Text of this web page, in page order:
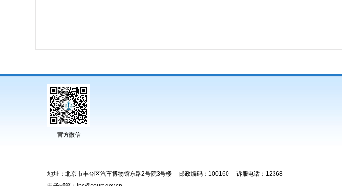
官方微信
地址：北京市丰台区汽车博物馆东路2号院3号楼 邮政编码：100160 诉服电话：12368